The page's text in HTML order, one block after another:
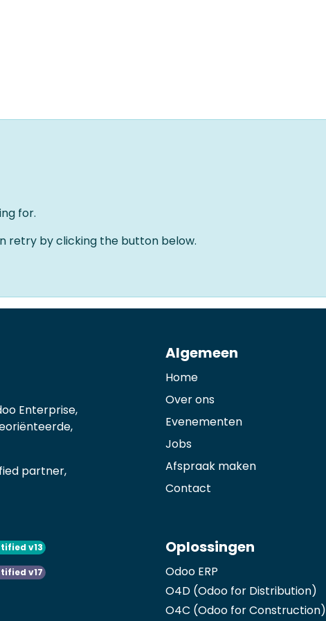
for.
retry by clicking the button below.
Enterprise,
partner,
v13
v17
Algemeen
Home
Over ons
Evenementen
Jobs
Afspraak maken
Contact
Oplossingen
Odoo ERP
O4D (Odoo for Distribution)
O4C (Odoo for Construction)